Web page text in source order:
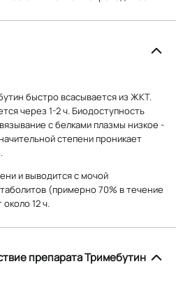
быстро всасывается из ЖКТ.
через 1-2 ч. Биодоступность
с белками плазмы низкое -
степени проникает
и выводится с мочой
(примерно 70% в течение
12 ч.
препарата Тримебутин